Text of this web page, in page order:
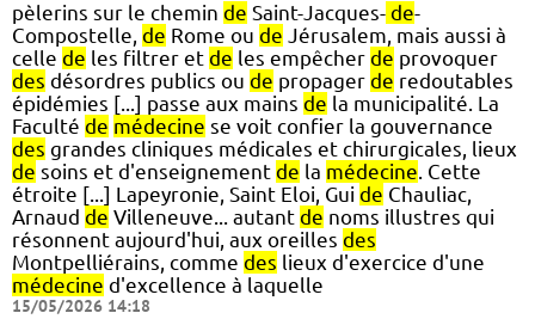
pèlerins sur le chemin de Saint-Jacques- de-
Compostelle, de Rome ou de Jérusalem, mais aussi à
celle de les filtrer et de les empêcher de provoquer
des désordres publics ou de propager de redoutables
épidémies [...] passe aux mains de la municipalité. La
Faculté de médecine se voit confier la gouvernance
des grandes cliniques médicales et chirurgicales, lieux
de soins et d'enseignement de la médecine. Cette
étroite [...] Lapeyronie, Saint Eloi, Gui de Chauliac,
Arnaud de Villeneuve... autant de noms illustres qui
résonnent aujourd'hui, aux oreilles des
Montpelliérains, comme des lieux d'exercice d'une
médecine d'excellence à laquelle
15/05/2026 14:18